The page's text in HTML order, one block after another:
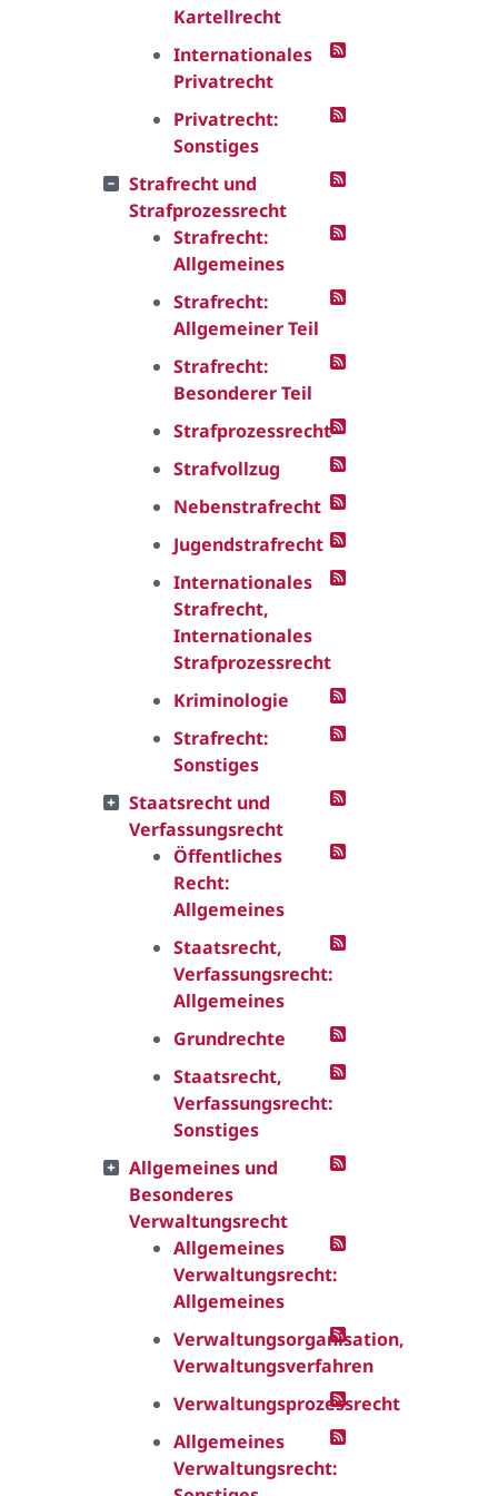
Kartellrecht
Internationales
Privatrecht
Privatrecht:
Sonstiges
Strafrecht und
Strafprozessrecht
Strafrecht:
Allgemeines
Strafrecht:
Allgemeiner Teil
Strafrecht:
Besonderer Teil
Strafprozessrecht
Strafvollzug
Nebenstrafrecht
Jugendstrafrecht
Internationales
Strafrecht,
Internationales
Strafprozessrecht
Kriminologie
Strafrecht:
Sonstiges
Staatsrecht und
Verfassungsrecht
Öffentliches
Recht:
Allgemeines
Staatsrecht,
Verfassungsrecht:
Allgemeines
Grundrechte
Staatsrecht,
Verfassungsrecht:
Sonstiges
Allgemeines und
Besonderes
Verwaltungsrecht
Allgemeines
Verwaltungsrecht:
Allgemeines
Verwaltungsorganisation,
Verwaltungsverfahren
Verwaltungsprozessrecht
Allgemeines
Verwaltungsrecht: